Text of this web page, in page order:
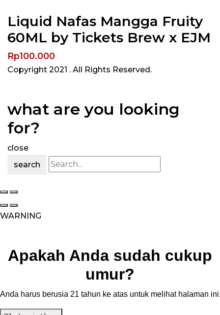
Liquid Nafas Mangga Fruity
60ML by Tickets Brew x EJM
Rp100.000
Copyright 2021 . All Rights Reserved.
what are you looking
for?
close
search
WARNING
Apakah Anda sudah cukup
umur?
Anda harus berusia 21 tahun ke atas untuk melihat halaman